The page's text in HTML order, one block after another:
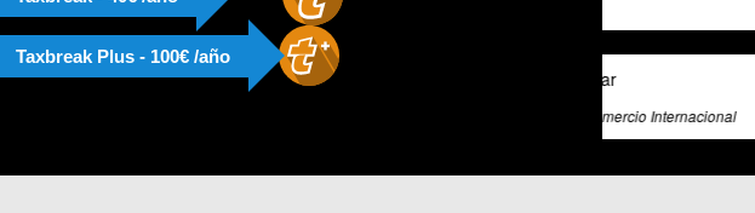
Taxbreak Plus - 100€ /año
Ali Roghani
Artificial Intelligence